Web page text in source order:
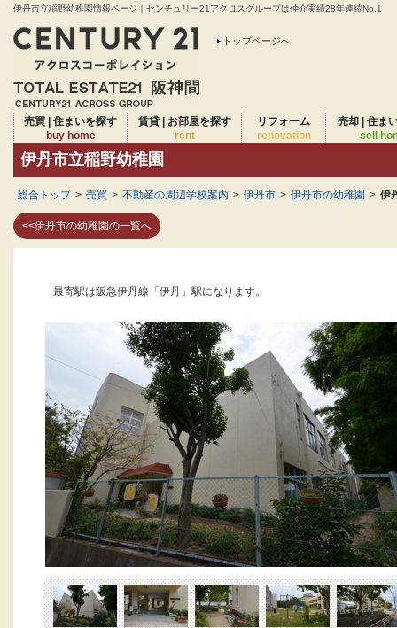
伊丹市立稲野幼稚園情報ページ｜センチュリー21アクロスグループは仲介実績28年連続No.1
トップページへ
売買 | 住まいを探す
buy home
賃貸 | お部屋を探す
rent
リフォーム
renovation
売却 | 住ま
sell
伊丹市立稲野幼稚園
総合トップ > 売買 > 不動産の周辺学校案内 > 伊丹市 > 伊丹市の幼稚園 > 伊
<<伊丹市の幼稚園の一覧へ
最寄駅は阪急伊丹線「伊丹」駅になります。